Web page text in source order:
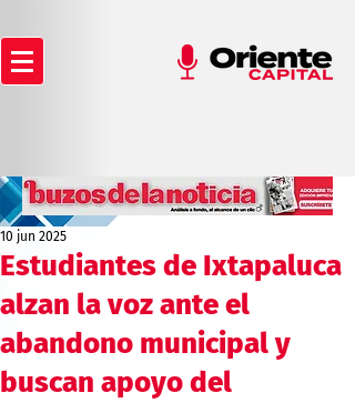
Estudiantes de Ixtapaluca
alzan la voz ante el
abandono municipal y
buscan apoyo del
10 jun 2025